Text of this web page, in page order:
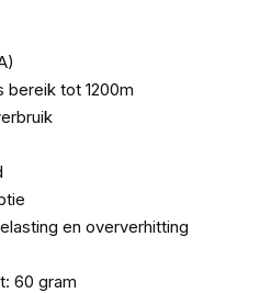
bereik tot 1200m
en oververhitting
60 gram